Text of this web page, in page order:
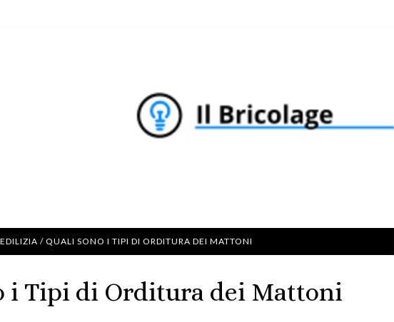
EDILIZIA / QUALI SONO I TIPI DI ORDITURA DEI MATTONI
i Tipi di Orditura dei Mattoni